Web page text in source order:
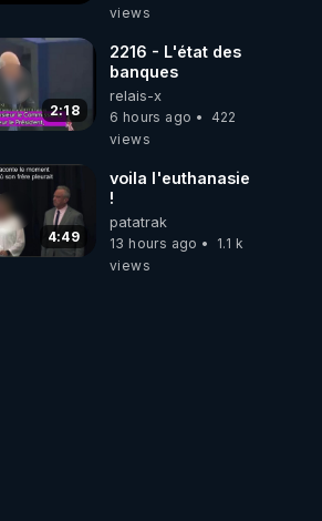
views
2:18
2216 - L'état des
banques
relais-x
6 hours ago
422
views
4:49
voila l'euthanasie
!
patatrak
13 hours ago
1.1 k
views